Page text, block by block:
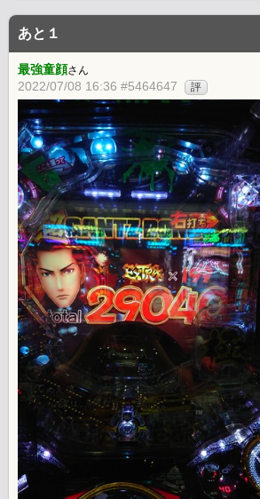
あと１
最強童顔さん
2022/07/08 16:36 #5464647 評